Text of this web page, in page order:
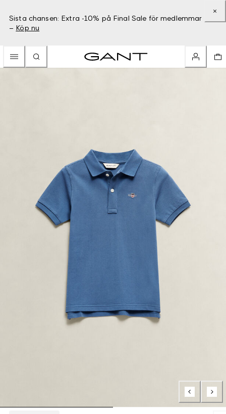
Sista chansen: Extra -10% på Final Sale för medlemmar
– Köp nu